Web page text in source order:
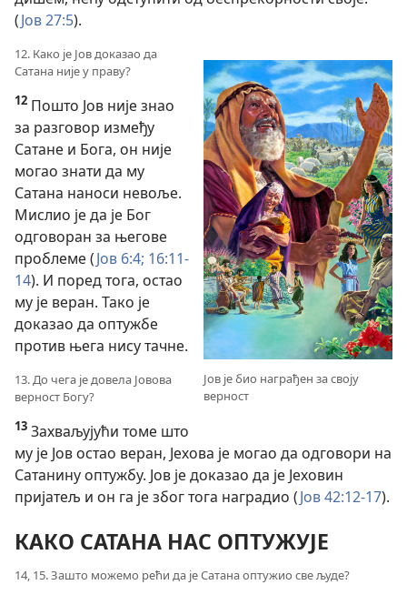
(Јов 27:5).
Јов је био награђен за своју
верност
12. Како је Јов доказао да
Сатана није у праву?
12 Пошто Јов није знао
за разговор између
Сатане и Бога, он није
могао знати да му
Сатана наноси невоље.
Мислио је да је Бог
одговоран за његове
проблеме (Јов 6:4; 16:11-
14). И поред тога, остао
му је веран. Тако је
доказао да оптужбе
против њега нису тачне.
13. До чега је довела Јовова
верност Богу?
13 Захваљујући томе што
му је Јов остао веран, Јехова је могао да одговори на
Сатанину оптужбу. Јов је доказао да је Јеховин
пријатељ и он га је због тога наградио (Јов 42:12-17).
КАКО САТАНА НАС ОПТУЖУЈЕ
14, 15. Зашто можемо рећи да је Сатана оптужио све људе?